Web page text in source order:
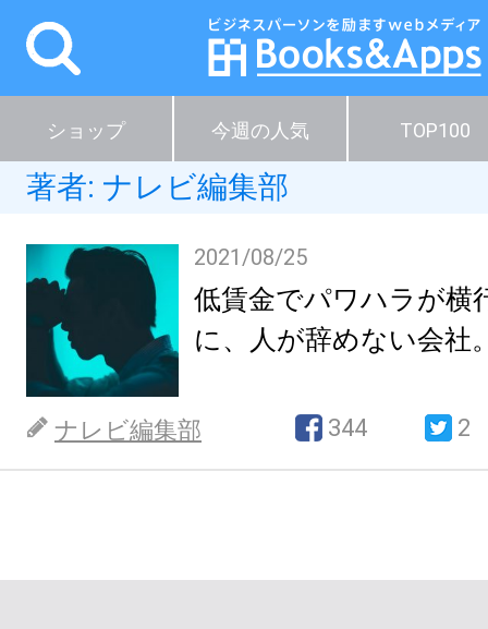
ショップ 今週の人気 TOP100
著者: ナレビ編集部
2021/08/25
低賃金でパワハラが横
に、人が辞めない会社
ナレビ編集部 344 2